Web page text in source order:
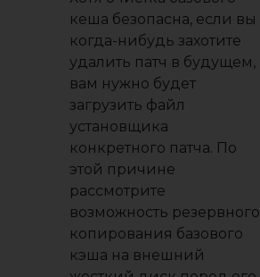
кеша безопасна, если вы
когда-нибудь захотите
удалить патч в будущем,
вам нужно будет
загрузить файл
установщика
конкретного патча. По
этой причине
рассмотрите
возможность резервного
копирования базового
кэша на внешний